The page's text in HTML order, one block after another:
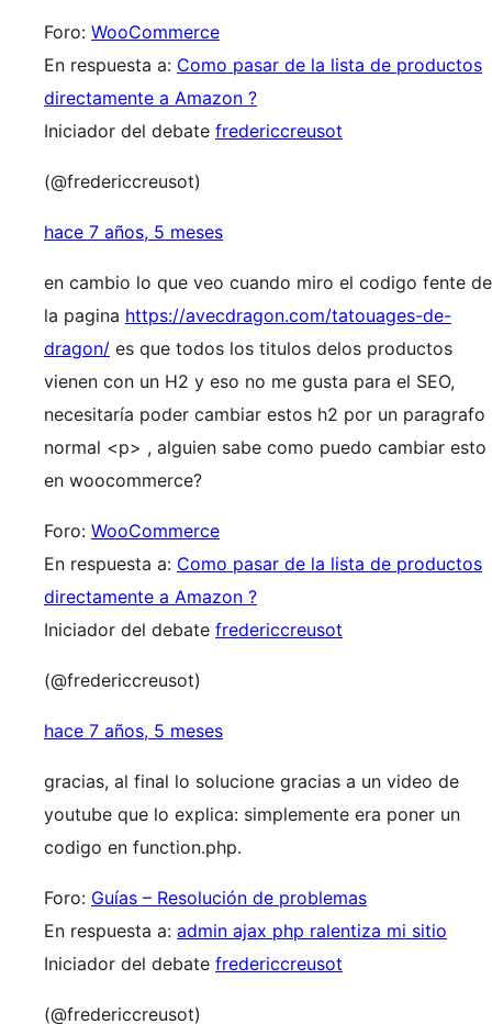
Foro: WooCommerce
En respuesta a: Como pasar de la lista de productos
directamente a Amazon ?
Iniciador del debate fredericcreusot
(@fredericcreusot)
hace 7 años, 5 meses
en cambio lo que veo cuando miro el codigo fente de
la pagina https://avecdragon.com/tatouages-de-
dragon/ es que todos los titulos delos productos
vienen con un H2 y eso no me gusta para el SEO,
necesitaría poder cambiar estos h2 por un paragrafo
normal <p> , alguien sabe como puedo cambiar esto
en woocommerce?
Foro: WooCommerce
En respuesta a: Como pasar de la lista de productos
directamente a Amazon ?
Iniciador del debate fredericcreusot
(@fredericcreusot)
hace 7 años, 5 meses
gracias, al final lo solucione gracias a un video de
youtube que lo explica: simplemente era poner un
codigo en function.php.
Foro: Guías – Resolución de problemas
En respuesta a: admin ajax php ralentiza mi sitio
Iniciador del debate fredericcreusot
(@fredericcreusot)